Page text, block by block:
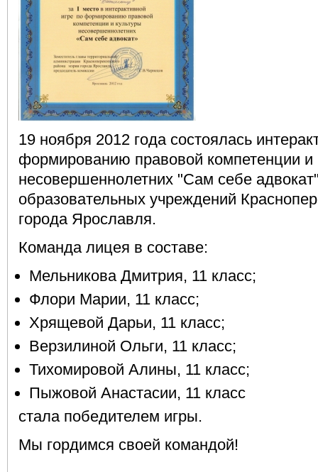
19 ноября 2012 года состоялась
формированию правовой компетенции и
несовершеннолетних "Сам себе
образовательных учреждений
города Ярославля.
Команда лицея в составе:
Мельникова Дмитрия, 11 класс;
Флори Марии, 11 класс;
Хрящевой Дарьи, 11 класс;
Верзилиной Ольги, 11 класс;
Тихомировой Алины, 11 класс;
Пыжовой Анастасии, 11 класс
стала победителем игры.
Мы гордимся своей командой!